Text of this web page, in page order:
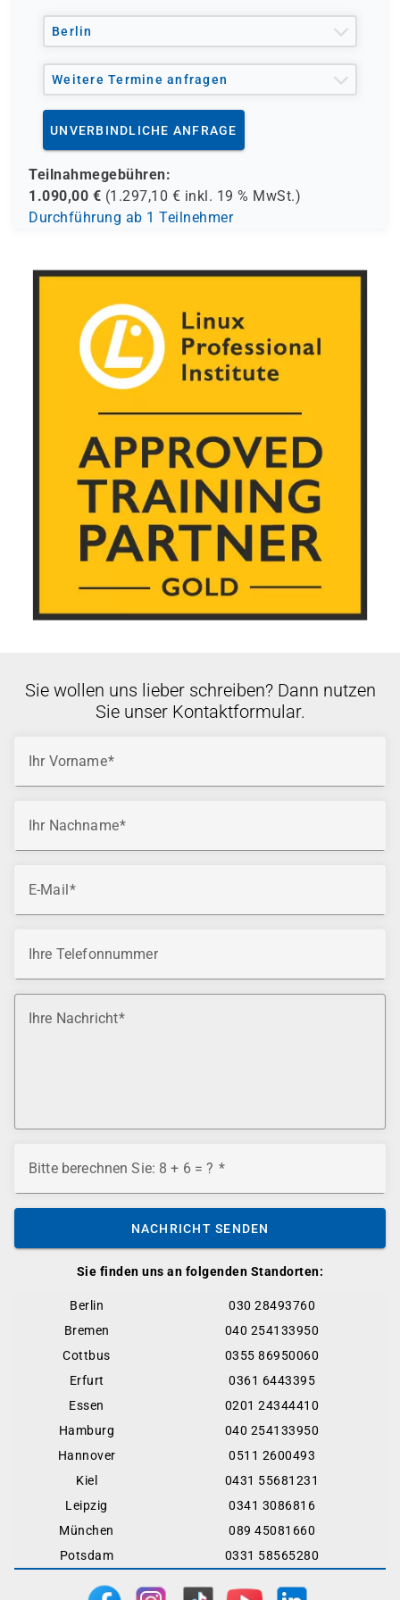
und andere Träger möglich
Berlin
Weitere Termine anfragen
UNVERBINDLICHE ANFRAGE
Teilnahmegebühren:
1.090,00 € (1.297,10 € inkl. 19 % MwSt.)
Durchführung ab 1 Teilnehmer
Sie finden uns an folgenden Standorten:
Berlin
030 28493760
Bremen
040 254133950
Cottbus
0355 86950060
Erfurt
0361 6443395
Essen
0201 24344410
Hamburg
040 254133950
Hannover
0511 2600493
Kiel
0431 55681231
Leipzig
0341 3086816
München
089 45081660
Potsdam
0331 58565280
Sie wollen uns lieber schreiben? Dann nutzen
Sie unser Kontaktformular.
Ihr Vorname
Ihr Nachname
E-Mail
Ihre Telefonnummer
Ihre Nachricht
Bitte berechnen Sie: 8 + 6 = ?
NACHRICHT SENDEN